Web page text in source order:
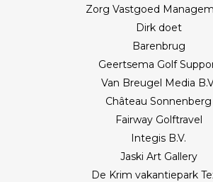
Zorg Vastgoed
Dirk doet
Barenbrug
Geertsema Golf
Van Breugel Media
Château Sonnenberg
Fairway Golftravel
Integis B.V.
Jaski Art Gallery
De Krim vakantiepark